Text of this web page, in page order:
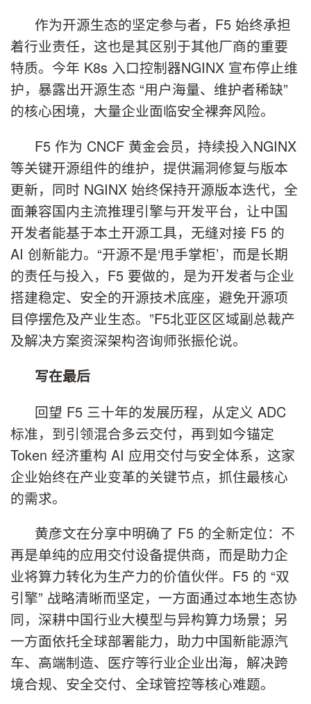
作为开源生态的坚定参与者，F5 始终承担
着行业责任，这也是其区别于其他厂商的重要
特质。今年 K8s 入口控制器NGINX 宣布停止维
护，暴露出开源生态 “用户海量、维护者稀缺”
的核心困境，大量企业面临安全裸奔风险。
F5 作为 CNCF 黄金会员，持续投入NGINX
等关键开源组件的维护，提供漏洞修复与版本
更新，同时 NGINX 始终保持开源版本迭代，全
面兼容国内主流推理引擎与开发平台，让中国
开发者能基于本土开源工具，无缝对接 F5 的
AI 创新能力。“开源不是‘甩手掌柜’，而是长期
的责任与投入，F5 要做的，是为开发者与企业
搭建稳定、安全的开源技术底座，避免开源项
目停摆危及产业生态。”F5北亚区区域副总裁产
及解决方案资深架构咨询师张振伦说。
写在最后
回望 F5 三十年的发展历程，从定义 ADC
标准，到引领混合多云交付，再到如今锚定
Token 经济重构 AI 应用交付与安全体系，这家
企业始终在产业变革的关键节点，抓住最核心
的需求。
黄彦文在分享中明确了 F5 的全新定位：不
再是单纯的应用交付设备提供商，而是助力企
业将算力转化为生产力的价值伙伴。F5 的 “双
引擎” 战略清晰而坚定，一方面通过本地生态协
同，深耕中国行业大模型与异构算力场景；另
一方面依托全球部署能力，助力中国新能源汽
车、高端制造、医疗等行业企业出海，解决跨
境合规、安全交付、全球管控等核心难题。